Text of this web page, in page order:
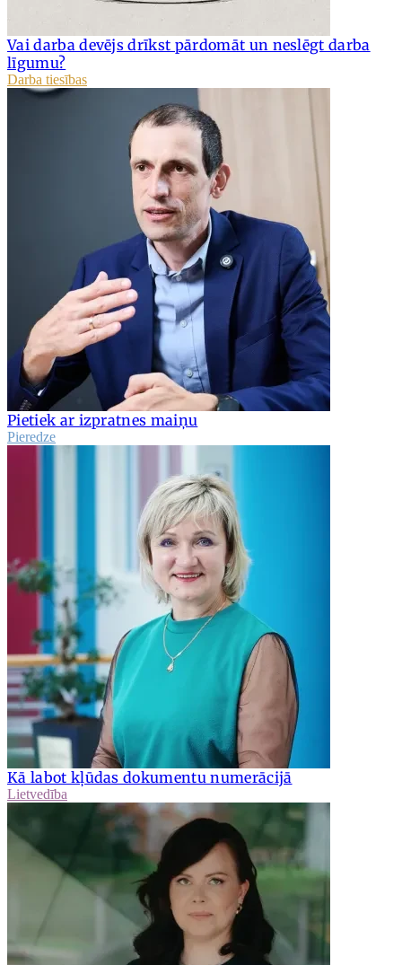
Vai darba devējs drīkst pārdomāt un neslēgt darba
līgumu?
Darba tiesības
Pietiek ar izpratnes maiņu
Pieredze
Kā labot kļūdas dokumentu numerācijā
Lietvedība